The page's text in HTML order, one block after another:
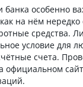
банка особенно
на нём
средства.
условие для
счета.
официальном